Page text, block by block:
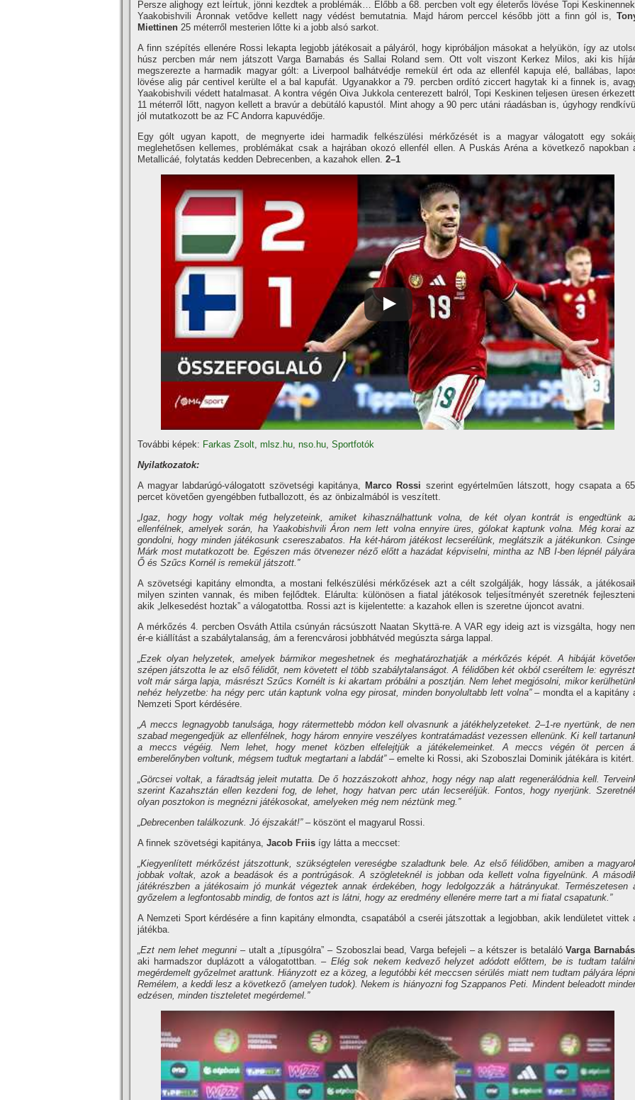
Persze alighogy ezt leírtuk, jönni kezdtek a problémák… Előbb a 68. percben volt egy életerős lövése Topi
Yaakobishvili Áronnak vetődve kellett nagy védést bemutatnia. Majd három perccel később jött a finn gól is,
Miettinen 25 méterről mesterien lőtte ki a jobb alsó sarkot.
A finn szépítés ellenére Rossi lekapta legjobb játékosait a pályáról, hogy kipróbáljon másokat a helyükön, így az
húsz percben már nem játszott Varga Barnabás és Sallai Roland sem. Ott volt viszont Kerkez Milos, aki kis
megszerezte a harmadik magyar gólt: a Liverpool balhátvédje remekül ért oda az ellenfél kapuja elé, ballábas,
lövése alig pár centivel kerülte el a bal kapufát. Ugyanakkor a 79. percben ordító ziccert hagytak ki a finnek is,
Yaakobishvili védett hatalmasat. A kontra végén Oiva Jukkola centerezett balról, Topi Keskinen teljesen üresen
11 méterről lőtt, nagyon kellett a bravúr a debütáló kapustól. Mint ahogy a 90 perc utáni ráadásban is, úgyhogy
jól mutatkozott be az FC Andorra kapuvédője.
Egy gólt ugyan kapott, de megnyerte idei harmadik felkészülési mérkőzését is a magyar válogatott egy
meglehetősen kellemes, problémákat csak a hajrában okozó ellenfél ellen. A Puskás Aréna a következő napokban
Metallicáé, folytatás kedden Debrecenben, a kazahok ellen. 2–1
További képek: Farkas Zsolt, mlsz.hu, nso.hu, Sportfotók
Nyilatkozatok:
A magyar labdarúgó-válogatott szövetségi kapitánya, Marco Rossi szerint egyértelműen látszott, hogy csapata a
percet követően gyengébben futballozott, és az önbizalmából is veszített.
„Igaz, hogy hogy voltak még helyzeteink, amiket kihasználhattunk volna, de két olyan kontrát is engedtünk
ellenfélnek, amelyek során, ha Yaakobishvili Áron nem lett volna ennyire üres, gólokat kaptunk volna. Még korai
gondolni, hogy minden játékosunk csereszabatos. Ha két-három játékost lecserélünk, meglátszik a játékunkon.
Márk most mutatkozott be. Egészen más ötvenezer néző előtt a hazádat képviselni, mintha az NB I-ben lépnél
Ő és Szűcs Kornél is remekül játszott.”
A szövetségi kapitány elmondta, a mostani felkészülési mérkőzések azt a célt szolgálják, hogy lássák, a
milyen szinten vannak, és miben fejlődtek. Elárulta: különösen a fiatal játékosok teljesítményét szeretnék
akik „lelkesedést hoztak” a válogatottba. Rossi azt is kijelentette: a kazahok ellen is szeretne újoncot avatni.
A mérkőzés 4. percben Osváth Attila csúnyán rácsúszott Naatan Skyttä-re. A VAR egy ideig azt is vizsgálta, hogy
ér-e kiállítást a szabálytalanság, ám a ferencvárosi jobbhátvéd megúszta sárga lappal.
„Ezek olyan helyzetek, amelyek bármikor megeshetnek és meghatározhatják a mérkőzés képét. A hibáját
szépen játszotta le az első félidőt, nem követett el több szabálytalanságot. A félidőben két okból cseréltem le:
volt már sárga lapja, másrészt Szűcs Kornélt is ki akartam próbálni a posztján. Nem lehet megjósolni, mikor
nehéz helyzetbe: ha négy perc után kaptunk volna egy pirosat, minden bonyolultabb lett volna”– mondta el a kapitány
Nemzeti Sport kérdésére.
„A meccs legnagyobb tanulsága, hogy rátermettebb módon kell olvasnunk a játékhelyzeteket. 2–1-re nyertünk, de
szabad megengedjük az ellenfélnek, hogy három ennyire veszélyes kontratámadást vezessen ellenünk. Ki kell
a meccs végéig. Nem lehet, hogy menet közben elfelejtjük a játékelemeinket. A meccs végén öt percen
emberelőnyben voltunk, mégsem tudtuk megtartani a labdát”– emelte ki Rossi, aki Szoboszlai Dominik játékára is kitért.
„Görcsei voltak, a fáradtság jeleit mutatta. De ő hozzászokott ahhoz, hogy négy nap alatt regenerálódnia kell.
szerint Kazahsztán ellen kezdeni fog, de lehet, hogy hatvan perc után lecseréljük. Fontos, hogy nyerjünk.
olyan posztokon is megnézni játékosokat, amelyeken még nem néztünk meg.”
„Debrecenben találkozunk. Jó éjszakát!” – köszönt el magyarul Rossi.
A finnek szövetségi kapitánya, Jacob Friis így látta a meccset:
„Kiegyenlített mérkőzést játszottunk, szükségtelen vereségbe szaladtunk bele. Az első félidőben, amiben a
jobbak voltak, azok a beadások és a pontrúgások. A szögleteknél is jobban oda kellett volna figyelnünk. A
játékrészben a játékosaim jó munkát végeztek annak érdekében, hogy ledolgozzák a hátrányukat. Természetesen
győzelem a legfontosabb mindig, de fontos azt is látni, hogy az eredmény ellenére merre tart a mi fiatal csapatunk.”
A Nemzeti Sport kérdésére a finn kapitány elmondta, csapatából a cseréi játszottak a legjobban, akik lendületet vittek
játékba.
„Ezt nem lehet megunni – utalt a „típusgólra” – Szoboszlai bead, Varga befejeli – a kétszer is betalálóVarga Barnabás
aki harmadszor duplázott a válogatottban. – Elég sok nekem kedvező helyzet adódott előttem, be is tudtam
megérdemelt győzelmet arattunk. Hiányzott ez a közeg, a legutóbbi két meccsen sérülés miatt nem tudtam pályára
Remélem, a keddi lesz a következő (amelyen tudok). Nekem is hiányozni fog Szappanos Peti. Mindent beleadott
edzésen, minden tiszteletet megérdemel.”